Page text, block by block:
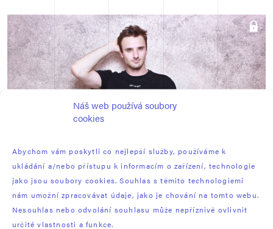
Náš web používá soubory
cookies
Abychom vám poskytli co nejlepší služby, používáme k
ukládání a/nebo přístupu k informacím o zařízení, technologie
jako jsou soubory cookies. Souhlas s těmito technologiemi
nám umožní zpracovávat údaje, jako je chování na tomto webu.
Nesouhlas nebo odvolání souhlasu může nepříznivě ovlivnit
určité vlastnosti a funkce.
30. VÝROČÍ SPOLEČNOSTI B+H / 7.5.2026